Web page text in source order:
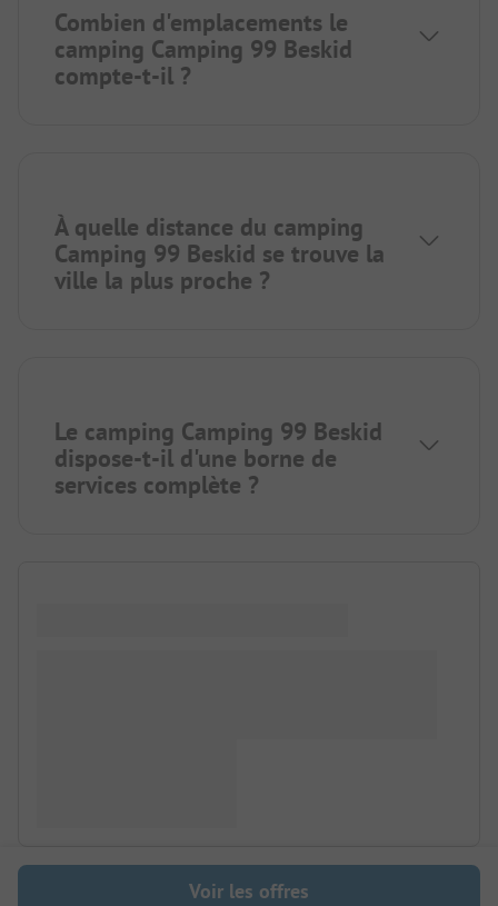
Combien d'emplacements le
camping Camping 99 Beskid
compte-t-il ?
À quelle distance du camping
Camping 99 Beskid se trouve la
ville la plus proche ?
Le camping Camping 99 Beskid
dispose-t-il d'une borne de
services complète ?
Voir les offres